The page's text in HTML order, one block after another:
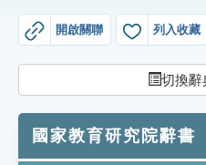
生字詞彙表
知識索引
開啟關聯 列入收藏
切換辭
國家教育研究院辭書